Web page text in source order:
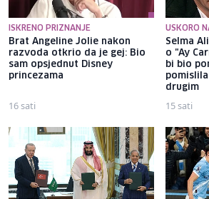
ISKRENO PRIZNANJE
Brat Angeline Jolie nakon
razvoda otkrio da je gej: Bio
sam opsjednut Disney
princezama
16 sati
USKORO
Selma
o "Ay
bi bio
drugim
15 sati